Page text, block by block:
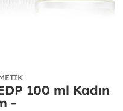
100 ml Kadın
-